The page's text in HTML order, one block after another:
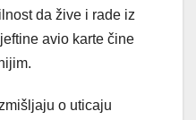
da žive i rade iz
avio karte čine
o uticaju